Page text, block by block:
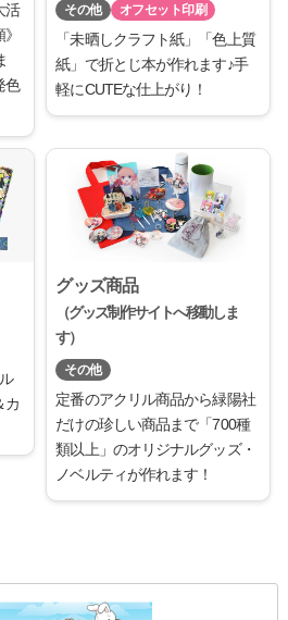
活
色
その他 オフセット印刷
「未晒しクラフト紙」「色上質
紙」で折とじ本が作れます♪手
軽にCUTEな仕上がり！
カ
グッズ商品
（グッズ制作サイトへ移動しま
す）
その他
定番のアクリル商品から緑陽社
だけの珍しい商品まで「700種
類以上」のオリジナルグッズ・
ノベルティが作れます！